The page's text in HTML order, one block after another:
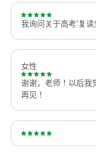
我询问关于高考‘复读
女性
谢谢，老师！以后我
再见！